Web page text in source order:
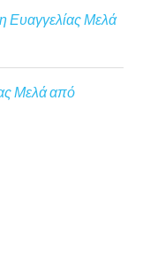
Ευαγγελίας Μελά
Μελά από